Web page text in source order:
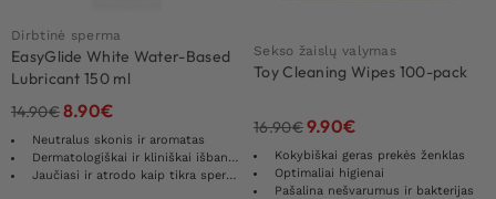
Dirbtinė sperma
EasyGlide White Water-Based
Lubricant 150 ml
14.90€8.90€
Neutralus skonis ir aromatas
Dermatologiškai ir kliniškai išbandytas
Jaučiasi ir atrodo kaip tikra sperma
Sekso žaislų valymas
Toy Cleaning Wipes 100-pack
16.90€9.90€
Kokybiškai geras prekės ženklas
Optimaliai higienai
Pašalina nešvarumus ir bakterijas